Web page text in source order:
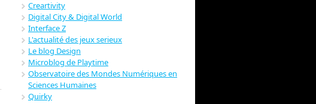
Creartivity
Digital City & Digital World
Interface Z
L'actualité des jeux serieux
Le blog Design
Microblog de Playtime
Observatoire des Mondes Numériques en
Sciences Humaines
Quirky